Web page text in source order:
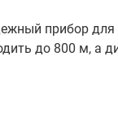
прибор
до 800 м, а